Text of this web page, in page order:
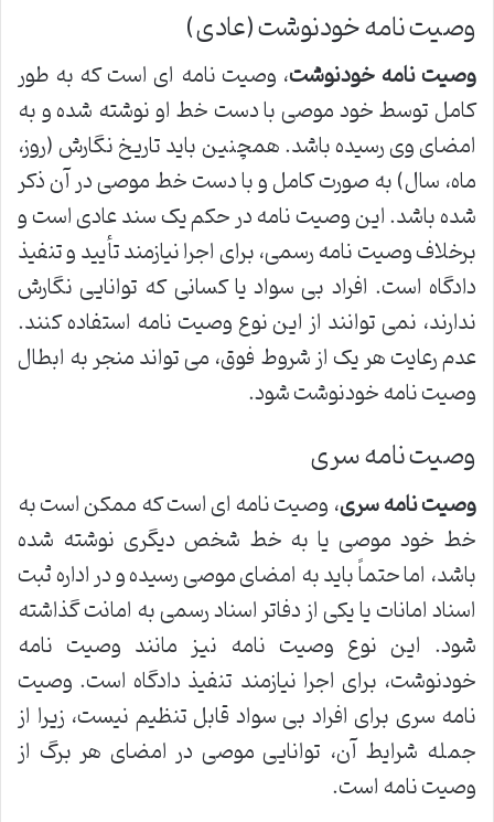
وصیت نامه خودنوشت (عادی)
وصیت نامه خودنوشت، وصیت نامه ای است که به طور
کامل توسط خود موصی با دست خط او نوشته شده و به
امضای وی رسیده باشد. همچنین باید تاریخ نگارش (روز،
ماه، سال) به صورت کامل و با دست خط موصی در آن ذکر
شده باشد. این وصیت نامه در حکم یک سند عادی است و
برخلاف وصیت نامه رسمی، برای اجرا نیازمند تأیید و تنفیذ
دادگاه است. افراد بی سواد یا کسانی که توانایی نگارش
ندارند، نمی توانند از این نوع وصیت نامه استفاده کنند.
عدم رعایت هر یک از شروط فوق، می تواند منجر به ابطال
وصیت نامه خودنوشت شود.
وصیت نامه سری
وصیت نامه سری، وصیت نامه ای است که ممکن است به
خط خود موصی یا به خط شخص دیگری نوشته شده
باشد، اما حتماً باید به امضای موصی رسیده و در اداره ثبت
اسناد امانات یا یکی از دفاتر اسناد رسمی به امانت گذاشته
شود. این نوع وصیت نامه نیز مانند وصیت نامه
خودنوشت، برای اجرا نیازمند تنفیذ دادگاه است. وصیت
نامه سری برای افراد بی سواد قابل تنظیم نیست، زیرا از
جمله شرایط آن، توانایی موصی در امضای هر برگ از
وصیت نامه است.